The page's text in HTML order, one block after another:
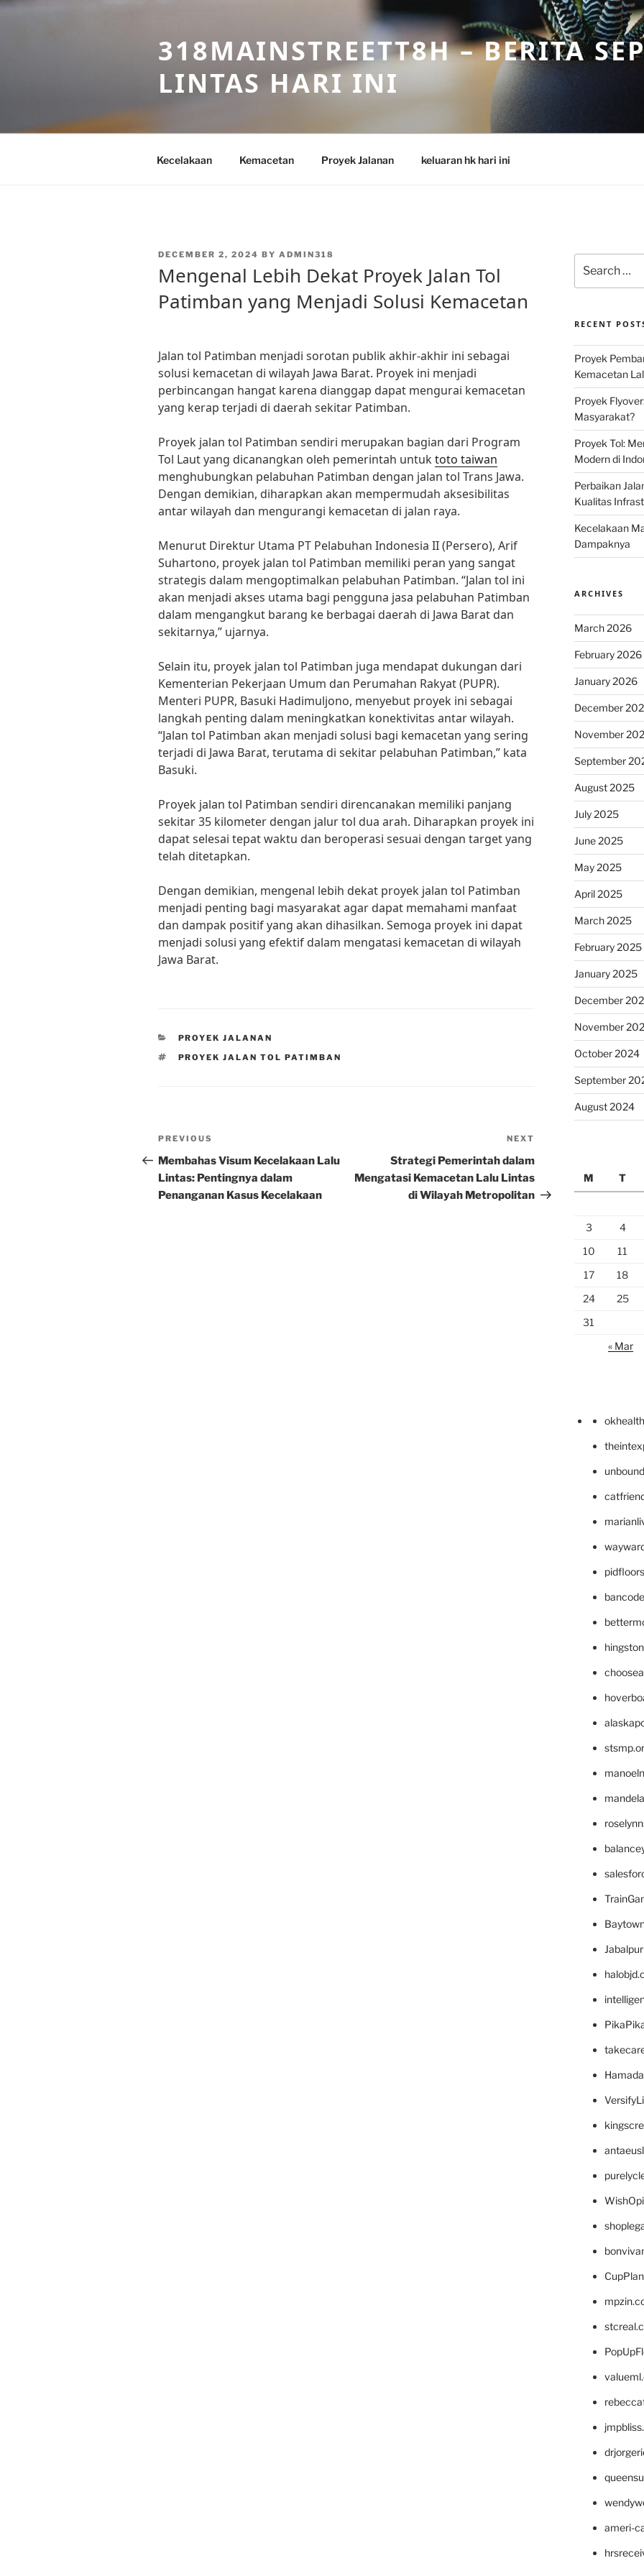
Skip
318MAINSTREETT8H – BERITA
LINTAS HARI INI
Kecelakaan Kemacetan Proyek Jalanan keluaran hk hari ini
POSTED
DECEMBER 2, 2024 BY ADMIN318
Mengenal Lebih Dekat Proyek Jalan Tol
Patimban yang Menjadi Solusi Kemacetan
Jalan tol Patimban menjadi sorotan publik akhir-akhir ini sebagai
solusi kemacetan di wilayah Jawa Barat. Proyek ini menjadi
perbincangan hangat karena dianggap dapat mengurai kemacetan
yang kerap terjadi di daerah sekitar Patimban.
Proyek jalan tol Patimban sendiri merupakan bagian dari Program
Tol Laut yang dicanangkan oleh pemerintah untuktoto taiwan
menghubungkan pelabuhan Patimban dengan jalan tol Trans Jawa.
Dengan demikian, diharapkan akan mempermudah aksesibilitas
antar wilayah dan mengurangi kemacetan di jalan raya.
Menurut Direktur Utama PT Pelabuhan Indonesia II (Persero), Arif
Suhartono, proyek jalan tol Patimban memiliki peran yang sangat
strategis dalam mengoptimalkan pelabuhan Patimban. “Jalan tol ini
akan menjadi akses utama bagi pengguna jasa pelabuhan Patimban
dalam mengangkut barang ke berbagai daerah di Jawa Barat dan
sekitarnya,” ujarnya.
Selain itu, proyek jalan tol Patimban juga mendapat dukungan dari
Kementerian Pekerjaan Umum dan Perumahan Rakyat (PUPR).
Menteri PUPR, Basuki Hadimuljono, menyebut proyek ini sebagai
langkah penting dalam meningkatkan konektivitas antar wilayah.
“Jalan tol Patimban akan menjadi solusi bagi kemacetan yang sering
terjadi di Jawa Barat, terutama di sekitar pelabuhan Patimban,” kata
Basuki.
Proyek jalan tol Patimban sendiri direncanakan memiliki panjang
sekitar 35 kilometer dengan jalur tol dua arah. Diharapkan proyek ini
dapat selesai tepat waktu dan beroperasi sesuai dengan target yang
telah ditetapkan.
Dengan demikian, mengenal lebih dekat proyek jalan tol Patimban
menjadi penting bagi masyarakat agar dapat memahami manfaat
dan dampak positif yang akan dihasilkan. Semoga proyek ini dapat
menjadi solusi yang efektif dalam mengatasi kemacetan di wilayah
Jawa Barat.
CATEGORIES
PROYEK JALANAN
TAGS
PROYEK JALAN TOL PATIMBAN
Post
navigation
Previous
Post
PREVIOUS
Membahas Visum Kecelakaan Lalu
Lintas: Pentingnya dalam
Penanganan Kasus Kecelakaan
Post
NEXT
Strategi Pemerintah dalam
Mengatasi Kemacetan Lalu Lintas
di Wilayah Metropolitan
for:
RECENT
Proyek
Kemacetan
Proyek
Masyarakat?
Proyek Tol:
Modern di
Perbaikan
Kualitas
Kecelakaan
Dampaknya
ARCHIVES
March 2026
February 2026
January 2026
December
November
September
August 2025
July 2025
June 2025
May 2025
April 2025
March 2025
February 2025
January 2025
December
November
October 2024
September
August 2024
M
T
3
4
10
11
17
18
24
25
31
« Mar
ameri-